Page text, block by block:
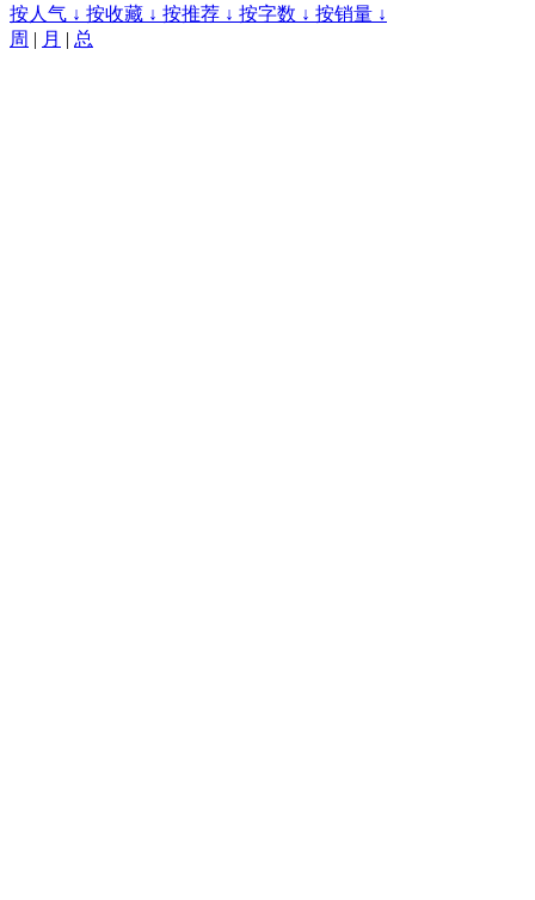
按人气 ↓ 按收藏 ↓ 按推荐 ↓ 按字数 ↓ 按销量 ↓
周 | 月 | 总